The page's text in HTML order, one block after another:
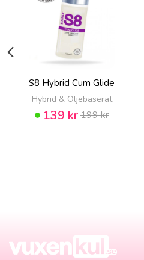
S8 Hybrid Cum Glide
Hybrid & Oljebaserat
139 kr199 kr